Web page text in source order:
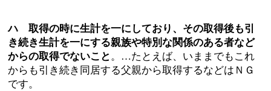
ハ 取得の時に生計を一にしており、その取得後も引
き続き生計を一にする親族や特別な関係のある者など
からの取得でないこと。…たとえば、いままでもこれ
からも引き続き同居する父親から取得するなどはＮＧ
です。